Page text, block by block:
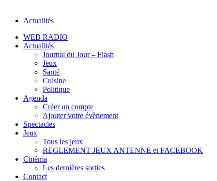
Actualités
WEB RADIO
Actualités
Journal du Jour – Flash
Jeux
Santé
Cuisine
Politique
Agenda
Créer un compte
Ajouter votre évènement
Spectacles
Jeux
Tous les jeux
REGLEMENT JEUX ANTENNE et FACEBOOK
Cinéma
Les dernières sorties
Contact